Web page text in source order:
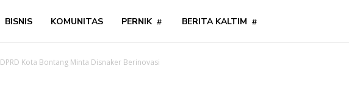
BISNIS KOMUNITAS PERNIK BERITA KALTIM
Kota Bontang Minta Disnaker Berinovasi